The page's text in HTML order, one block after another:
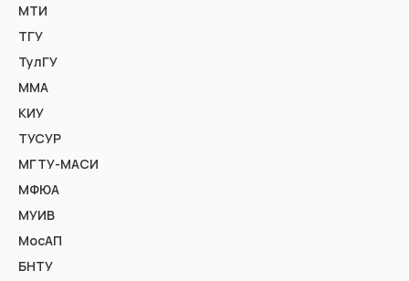
МТИ
ТГУ
ТулГУ
ММА
КИУ
ТУСУР
МГТУ-МАСИ
МФЮА
МУИВ
МосАП
БНТУ